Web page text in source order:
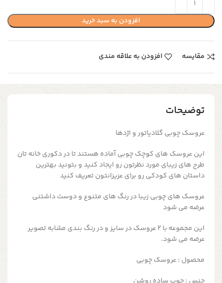
افزودن به سبد خرید
مقایسه افزودن به علاقه مندی
توضیحات
عروسک چوبی گلادیاتور و اژدها
این عروسک های کوچک چوبی آماده هستند تا در دکوری خانه تان
طرح های زیبای مورد نظرتون رو ایجاد کنید و بتونید بهترین
داستان های کودکی رو برای عزیزانتون تعریف کنید
عروسک های چوبی زیبا در رنگ های متنوع و دوست داشتنی
عرضه می شود
این مجموعه با 2 عروسک در سایز و در رنگ بندی مشابه تصویر
عرضه می شود.
محصول : عروسک چوبی
جنس : چوب ساده روشن